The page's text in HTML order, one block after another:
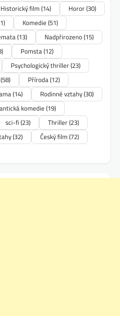
Historický film (14) Horor(30)
Komedie (51)
(13) Nadpřirozeno(15)
Pomsta(12)
Psychologický thriller(23)
Příroda(12)
(14) Rodinné vztahy(30)
komedie (19)
sci-fi (23) Thriller(23)
(32) Český film (72)